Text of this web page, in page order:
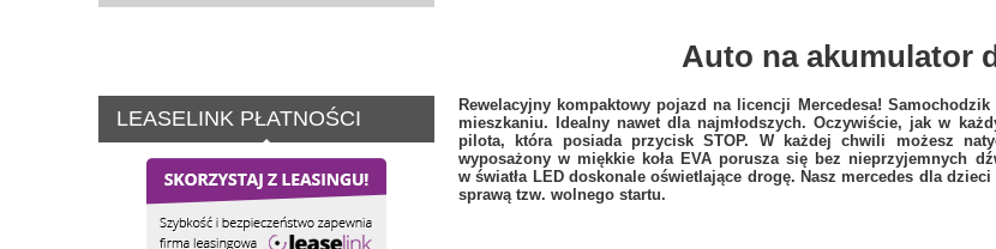
LEASELINK PŁATNOŚCI
Auto na akumulator
Rewelacyjny kompaktowy pojazd na licencji Mercedesa!
mieszkaniu. Idealny nawet dla najmłodszych. Oczywiście, jak w
pilota, która posiada przycisk STOP. W każdej chwili możesz
wyposażony w miękkie koła EVA porusza się bez nieprzyjemnych
w światła LEDdoskonale oświetlające drogę. Nasz mercedes dla
sprawą tzw. wolnego startu.